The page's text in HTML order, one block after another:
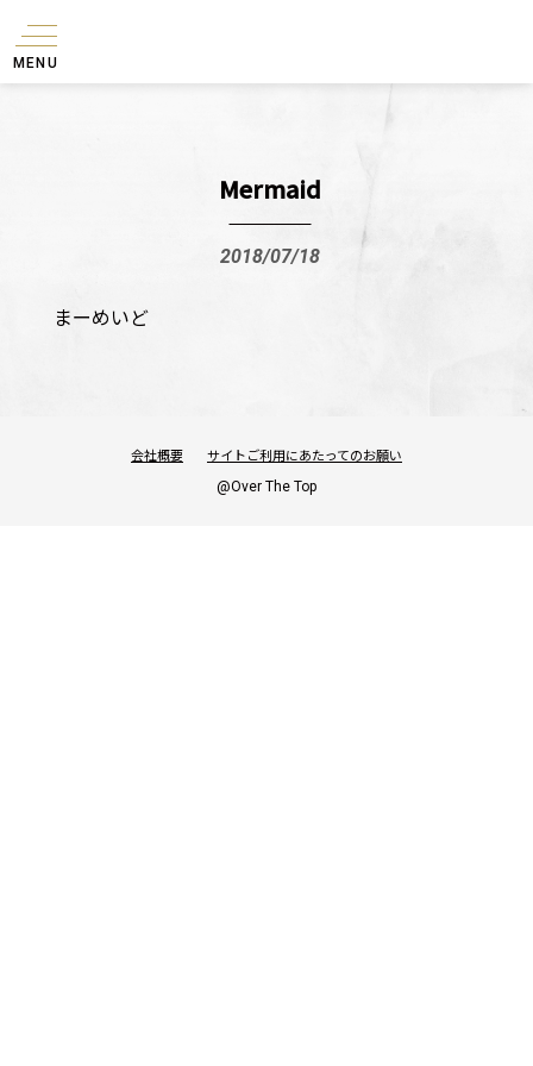
MENU
Mermaid
2018/07/18
まーめいど
会社概要 サイトご利用にあたってのお願い
@Over The Top